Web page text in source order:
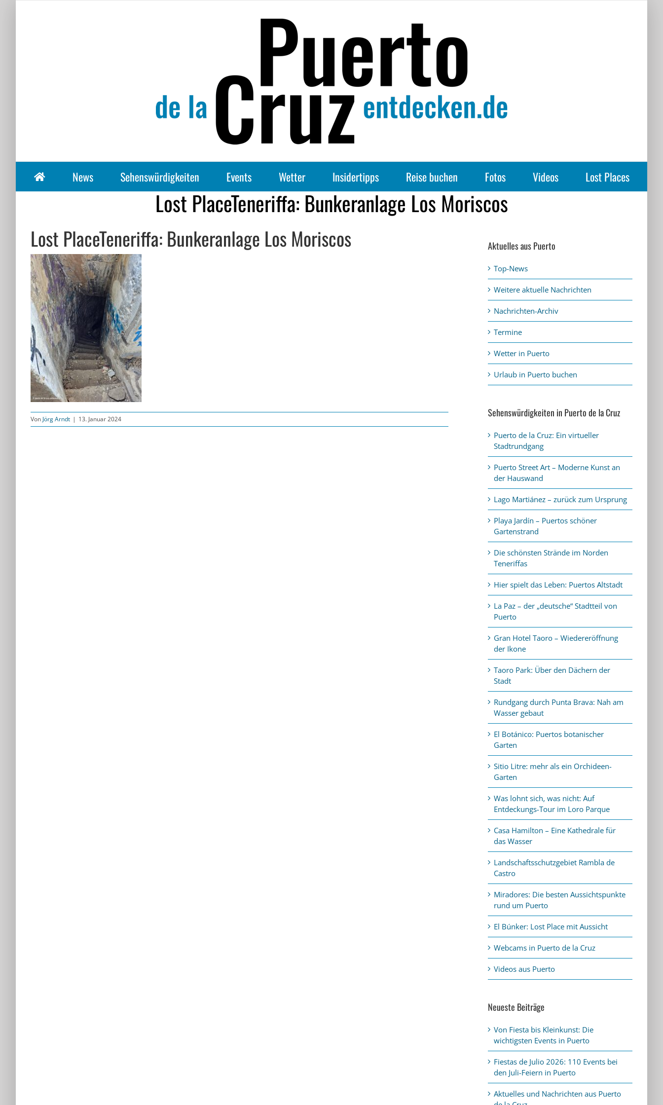
News Sehenswürdigkeiten Events Wetter Insidertipps Reise buchen Fotos Videos Lost Places
Lost PlaceTeneriffa: Bunkeranlage Los Moriscos
Lost PlaceTeneriffa: Bunkeranlage Los Moriscos
Von Jörg Arndt | 13. Januar 2024
Aktuelles aus Puerto
Top-News
Weitere aktuelle Nachrichten
Nachrichten-Archiv
Termine
Wetter in Puerto
Urlaub in Puerto buchen
Sehenswürdigkeiten in Puerto de la Cruz
Puerto de la Cruz: Ein virtueller
Stadtrundgang
Puerto Street Art – Moderne Kunst an
der Hauswand
Lago Martiánez – zurück zum Ursprung
Playa Jardín – Puertos schöner
Gartenstrand
Die schönsten Strände im Norden
Teneriffas
Hier spielt das Leben: Puertos Altstadt
La Paz – der „deutsche“ Stadtteil von
Puerto
Gran Hotel Taoro – Wiedereröffnung
der Ikone
Taoro Park: Über den Dächern der
Stadt
Rundgang durch Punta Brava: Nah am
Wasser gebaut
El Botánico: Puertos botanischer
Garten
Sitio Litre: mehr als ein Orchideen-
Garten
Was lohnt sich, was nicht: Auf
Entdeckungs-Tour im Loro Parque
Casa Hamilton – Eine Kathedrale für
das Wasser
Landschaftsschutzgebiet Rambla de
Castro
Miradores: Die besten Aussichtspunkte
rund um Puerto
El Búnker: Lost Place mit Aussicht
Webcams in Puerto de la Cruz
Videos aus Puerto
Neueste Beiträge
Von Fiesta bis Kleinkunst: Die
wichtigsten Events in Puerto
Fiestas de Julio 2026: 110 Events bei
den Juli-Feiern in Puerto
Aktuelles und Nachrichten aus Puerto